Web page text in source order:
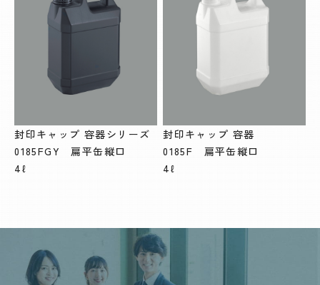
封印キャップ 容器シリーズ
0185FGY 扁平缶縦口
4ℓ
封印キャップ 容器
0185F 扁平缶縦口
4ℓ